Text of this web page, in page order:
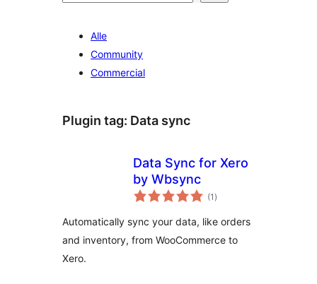
Alle
Community
Commercial
Plugin tag: Data sync
Data Sync for Xero
by Wbsync
(1 totaal
waarderingen
)
Automatically sync your data, like orders
and inventory, from WooCommerce to
Xero.